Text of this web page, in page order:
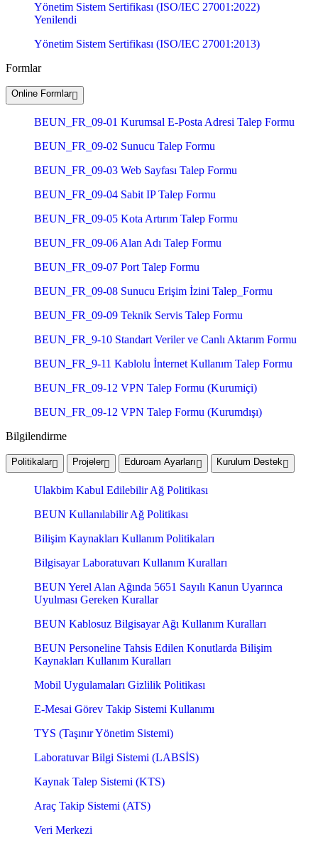
Yönetim Sistem Sertifikası (ISO/IEC 27001:2022)
Yenilendi
Yönetim Sistem Sertifikası (ISO/IEC 27001:2013)
Formlar
Online Formlar
BEUN_FR_09-01 Kurumsal E-Posta Adresi Talep Formu
BEUN_FR_09-02 Sunucu Talep Formu
BEUN_FR_09-03 Web Sayfası Talep Formu
BEUN_FR_09-04 Sabit IP Talep Formu
BEUN_FR_09-05 Kota Artırım Talep Formu
BEUN_FR_09-06 Alan Adı Talep Formu
BEUN_FR_09-07 Port Talep Formu
BEUN_FR_09-08 Sunucu Erişim İzini Talep_Formu
BEUN_FR_09-09 Teknik Servis Talep Formu
BEUN_FR_9-10 Standart Veriler ve Canlı Aktarım Formu
BEUN_FR_9-11 Kablolu İnternet Kullanım Talep Formu
BEUN_FR_09-12 VPN Talep Formu (Kurumiçi)
BEUN_FR_09-12 VPN Talep Formu (Kurumdışı)
Bilgilendirme
Politikalar Projeler Eduroam Ayarları Kurulum Destek
Ulakbim Kabul Edilebilir Ağ Politikası
BEUN Kullanılabilir Ağ Politikası
Bilişim Kaynakları Kullanım Politikaları
Bilgisayar Laboratuvarı Kullanım Kuralları
BEUN Yerel Alan Ağında 5651 Sayılı Kanun Uyarınca
Uyulması Gereken Kurallar
BEUN Kablosuz Bilgisayar Ağı Kullanım Kuralları
BEUN Personeline Tahsis Edilen Konutlarda Bilişim
Kaynakları Kullanım Kuralları
Mobil Uygulamaları Gizlilik Politikası
E-Mesai Görev Takip Sistemi Kullanımı
TYS (Taşınır Yönetim Sistemi)
Laboratuvar Bilgi Sistemi (LABSİS)
Kaynak Talep Sistemi (KTS)
Araç Takip Sistemi (ATS)
Veri Merkezi